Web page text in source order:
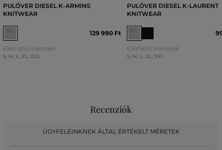
PULÓVER DIESEL K-ARMINS
KNITWEAR
129 990 Ft
Elérhető méretek:
S, M, L, XL, XXL
PULÓVER DIESEL K-LAURENT
KNITWEAR
Elérhető méretek:
S, M, L, XL, XXL
Recenziók
ÜGYFELEINKNEK ÁLTAL ÉRTÉKELT MÉRETEK